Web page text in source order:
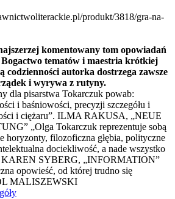
produkt/3818/gra-na-
komentowany tom opowiadań
tematów i maestria krótkiej
codzienności autorka dostrzega zawsze
i wyrywa z rutyny.
dla pisarstwa Tokarczuk powab:
i baśniowości, precyzji szczegółu i
i ciężaru”. ILMA RAKUSA, „NEUE
„Olga Tokarczuk reprezentuje sobą
horyzonty, filozoficzna głębia, polityczne
dociekliwość, a nade wszystko
KAREN SYBERG, „INFORMATION”
opowieść, od której trudno się
MALISZEWSKI